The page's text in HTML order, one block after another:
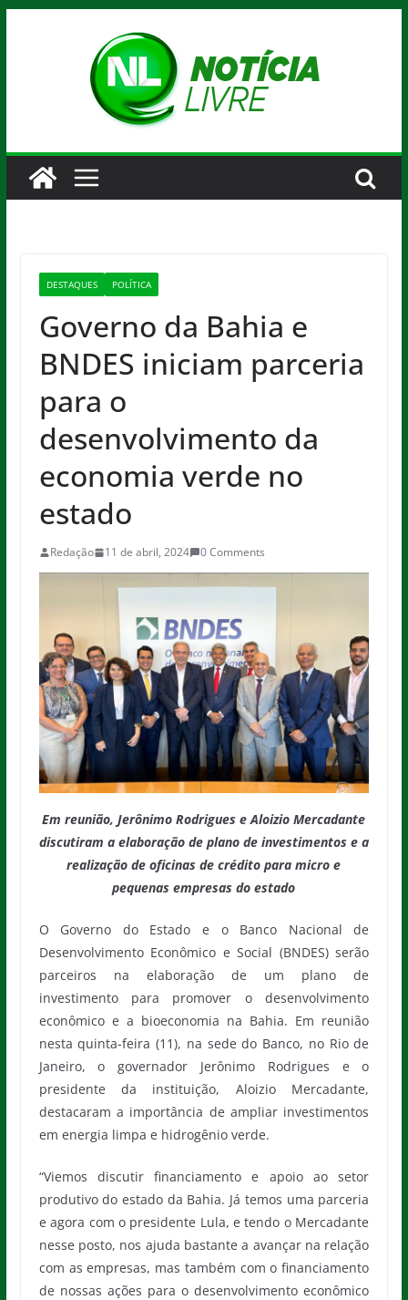
DESTAQUES POLÍTICA
Governo da Bahia e
BNDES iniciam parceria
para o
desenvolvimento da
economia verde no
estado
Redação 11 de abril, 2024 0 Comments
Em reunião, Jerônimo Rodrigues e Aloizio Mercadante
discutiram a elaboração de plano de investimentos e a
realização de oficinas de crédito para micro e
pequenas empresas do estado
O Governo do Estado e o Banco Nacional de
Desenvolvimento Econômico e Social (BNDES) serão
parceiros na elaboração de um plano de
investimento para promover o desenvolvimento
econômico e a bioeconomia na Bahia. Em reunião
nesta quinta-feira (11), na sede do Banco, no Rio de
Janeiro, o governador Jerônimo Rodrigues e o
presidente da instituição, Aloizio Mercadante,
destacaram a importância de ampliar investimentos
em energia limpa e hidrogênio verde.
“Viemos discutir financiamento e apoio ao setor
produtivo do estado da Bahia. Já temos uma parceria
e agora com o presidente Lula, e tendo o Mercadante
nesse posto, nos ajuda bastante a avançar na relação
com as empresas, mas também com o financiamento
de nossas ações para o desenvolvimento econômico